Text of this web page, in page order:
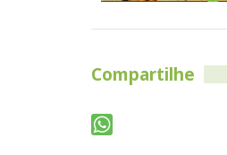
Compartilhe